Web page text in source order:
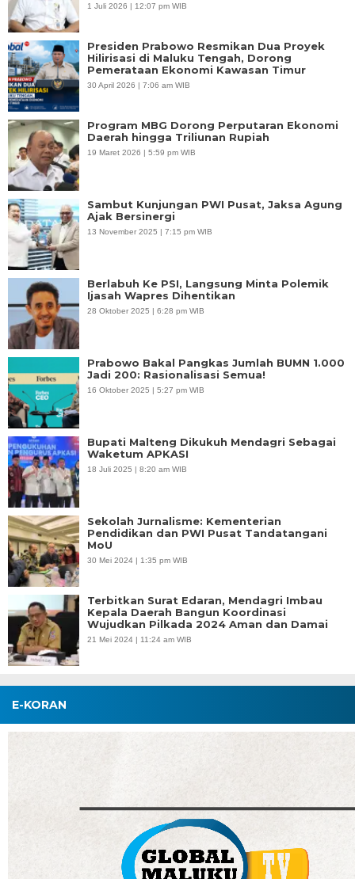
1 Juli 2026 | 12:07 pm WIB
Presiden Prabowo Resmikan Dua Proyek
Hilirisasi di Maluku Tengah, Dorong
Pemerataan Ekonomi Kawasan Timur
30 April 2026 | 7:06 am WIB
Program MBG Dorong Perputaran Ekonomi
Daerah hingga Triliunan Rupiah
19 Maret 2026 | 5:59 pm WIB
Sambut Kunjungan PWI Pusat, Jaksa Agung
Ajak Bersinergi
13 November 2025 | 7:15 pm WIB
Berlabuh Ke PSI, Langsung Minta Polemik
Ijasah Wapres Dihentikan
28 Oktober 2025 | 6:28 pm WIB
Prabowo Bakal Pangkas Jumlah BUMN 1.000
Jadi 200: Rasionalisasi Semua!
16 Oktober 2025 | 5:27 pm WIB
Bupati Malteng Dikukuh Mendagri Sebagai
Waketum APKASI
18 Juli 2025 | 8:20 am WIB
Sekolah Jurnalisme: Kementerian
Pendidikan dan PWI Pusat Tandatangani
MoU
30 Mei 2024 | 1:35 pm WIB
Terbitkan Surat Edaran, Mendagri Imbau
Kepala Daerah Bangun Koordinasi
Wujudkan Pilkada 2024 Aman dan Damai
21 Mei 2024 | 11:24 am WIB
E-KORAN